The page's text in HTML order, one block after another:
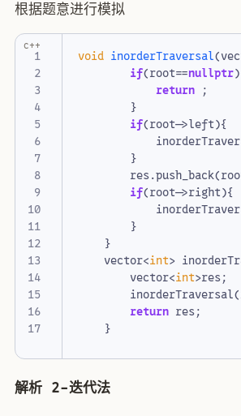
根据题意进行模拟
1
2
4
5
6
7
8
9
10
11
12
14
15
16
17
void inorderTraversal(
if(root==nullptr
return ;
}
if(root->left){
}
res.push_back(
if(root->right){
}
}
vector<int>
vector<int>res;
inorderTraversal(
return res;
}
c++
解析 2-迭代法